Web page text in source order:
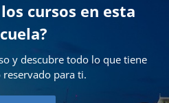
cursos en esta
y descubre todo lo que tiene
reservado para ti.